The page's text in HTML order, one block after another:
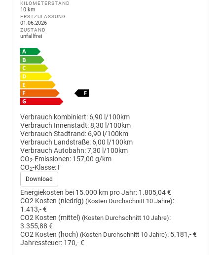
KILOMETERSTAND
10 km
ERSTZULASSUNG
01.06.2026
ZUSTAND
unfallfrei
Verbrauch kombiniert: 6,90 l/100km
Verbrauch Innenstadt:8,30 l/100km
Verbrauch Stadtrand: 6,90 l/100km
Verbrauch Landstraße: 6,00 l/100km
Verbrauch Autobahn:7,30 l/100km
CO2-Emissionen: 157,00 g/km
CO2-Klasse: F
Download
Energiekosten bei 15.000 km pro Jahr: 1.805,04 €
CO2 Kosten (niedrig) (Kosten Durchschnitt 10 Jahre):
1.413,- €
CO2 Kosten (mittel) (Kosten Durchschnitt 10 Jahre):
3.355,88 €
CO2 Kosten (hoch) (Kosten Durchschnitt 10 Jahre): 5.181,- €
Jahressteuer: 170,- €